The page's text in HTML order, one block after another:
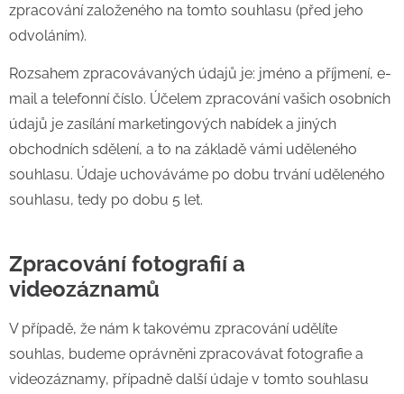
zpracování založeného na tomto souhlasu (před jeho
odvoláním).
Rozsahem zpracovávaných údajů je: jméno a příjmení, e-
mail a telefonní číslo. Účelem zpracování vašich osobních
údajů je zasílání marketingových nabídek a jiných
obchodních sdělení, a to na základě vámi uděleného
souhlasu. Údaje uchováváme po dobu trvání uděleného
souhlasu, tedy po dobu 5 let.
Zpracování fotografií a
videozáznamů
V případě, že nám k takovému zpracování udělíte
souhlas, budeme oprávněni zpracovávat fotografie a
videozáznamy, případně další údaje v tomto souhlasu